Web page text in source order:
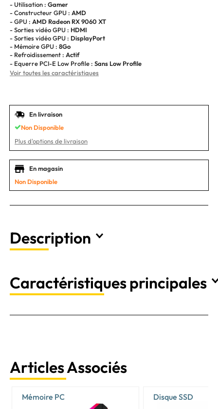
- Utilisation : Gamer
- Constructeur GPU : AMD
- GPU : AMD Radeon RX 9060 XT
- Sorties vidéo GPU : HDMI
- Sorties vidéo GPU : DisplayPort
- Mémoire GPU : 8Go
- Refroidissement : Actif
- Equerre PCI-E Low Profile : Sans Low Profile
Voir toutes les caractéristiques
En livraison
Non Disponible
Plus d'options de livraison
En magasin
Non Disponible
Description
Caractéristiques principales
Articles Associés
Mémoire PC Disque SSD